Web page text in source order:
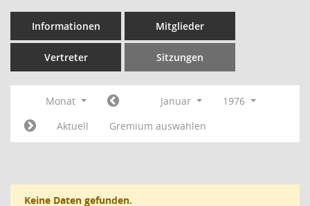
Informationen Mitglieder
Vertreter Sitzungen
Monat Januar
1976
Aktuell
Gremium auswählen
Keine Daten gefunden.